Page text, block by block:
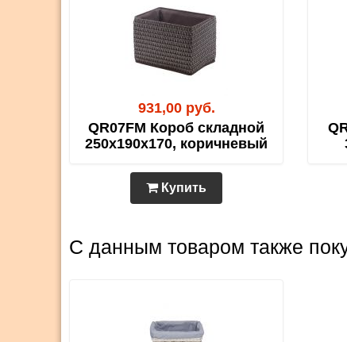
931,00 руб.
QR07FM Короб складной
250х190х170, коричневый
Купить
С данным товаром также